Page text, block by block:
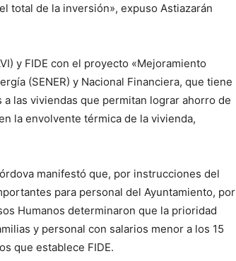
total de la inversión», expuso Astiazarán
y FIDE con el proyecto «Mejoramiento
(SENER) y Nacional Financiera, que tiene
las viviendas que permitan lograr ahorro de
la envolvente térmica de la vivienda,
manifestó que, por instrucciones del
para personal del Ayuntamiento, por
Humanos determinaron que la prioridad
y personal con salarios menor a los 15
que establece FIDE.